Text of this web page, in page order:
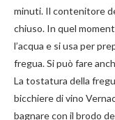
minuti. Il contenitore
chiuso. In quel
l’acqua e si usa per
fregua. Si può fare
La tostatura della
bicchiere di vino
bagnare con il brodo